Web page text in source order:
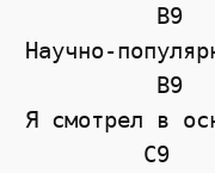
          B9
Научно-
          B9
Я смотрел в
         C9